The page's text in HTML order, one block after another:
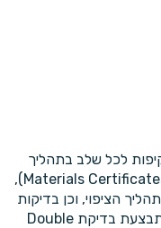
לכל שלב בתהליך
הייצור, לרבות בדיקת תעודות חומר (Materials Certificates),
הציפוי, וכן בדיקות
חוזרות לאחר סיום התהליך. בנוסף, מתבצעת בדיקת Double